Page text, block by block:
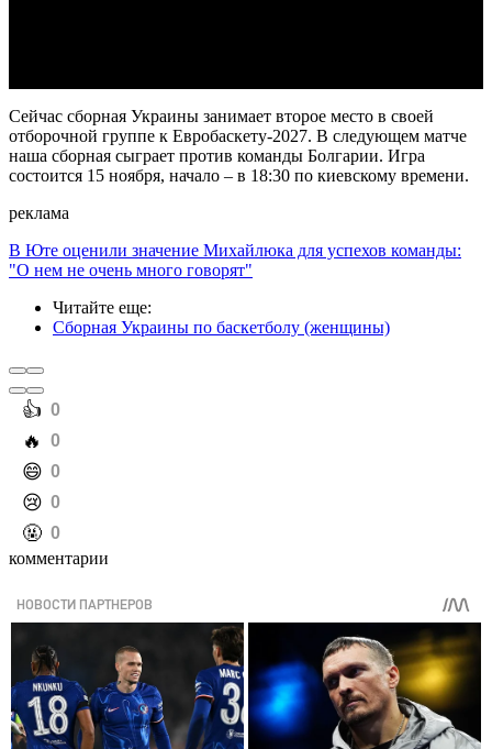
Сейчас сборная Украины занимает второе место в своей
отборочной группе к Евробаскету-2027. В следующем матче
наша сборная сыграет против команды Болгарии. Игра
состоится 15 ноября, начало – в 18:30 по киевскому времени.
реклама
В Юте оценили значение Михайлюка для успехов команды:
"О нем не очень много говорят"
Читайте еще:
Сборная Украины по баскетболу (женщины)
️👍 0
️🔥 0
️😄 0
️😢 0
️🤬 0
комментарии